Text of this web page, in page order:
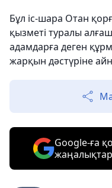
Бұл іс-шара Отан
қызметі туралы
адамдарға деген
жарқын дәстүріне
Google-ға